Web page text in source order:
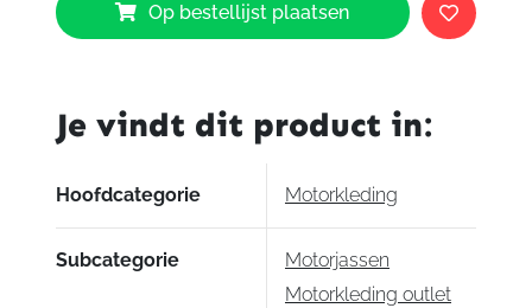
Wixs
Jacket
Op bestellijst plaatsen
Je vindt dit product in:
Hoofdcategorie Motorkleding
Subcategorie
Motorjassen
Motorkleding outlet